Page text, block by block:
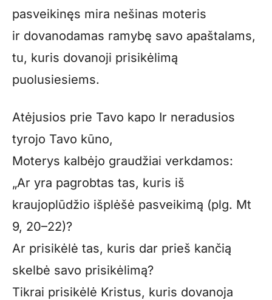
pasveikinęs mira nešinas moteris
ir dovanodamas ramybę savo apaštalams,
tu, kuris dovanoji prisikėlimą
puolusiesiems.
Atėjusios prie Tavo kapo Ir neradusios
tyrojo Tavo kūno,
Moterys kalbėjo graudžiai verkdamos:
„Ar yra pagrobtas tas, kuris iš
kraujoplūdžio išplėšė pasveikimą (plg. Mt
9, 20–22)?
Ar prisikėlė tas, kuris dar prieš kančią
skelbė savo prisi­kėlimą?
Tikrai prisikėlė Kristus, kuris dovanoja